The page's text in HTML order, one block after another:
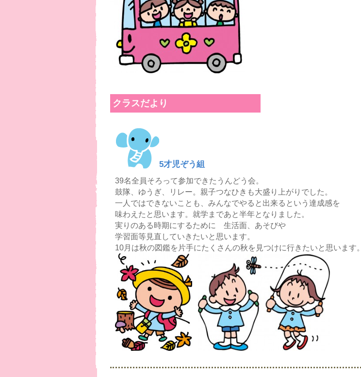
クラスだより
5才児ぞう組
39名全員そろって参加できたうんどう会。
鼓隊、ゆうぎ、リレー。親子つなひきも大盛り上がりでした。
一人ではできないことも、みんなでやると出来るという達成感を
味わえたと思います。就学まであと半年となりました。
実りのある時期にするために 生活面、あそびや
学習面等見直していきたいと思います。
10月は秋の図鑑を片手にたくさんの秋を見つけに行きたいと思います。